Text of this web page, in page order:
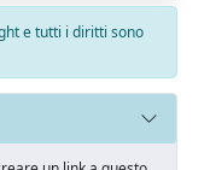
e tutti i diritti sono